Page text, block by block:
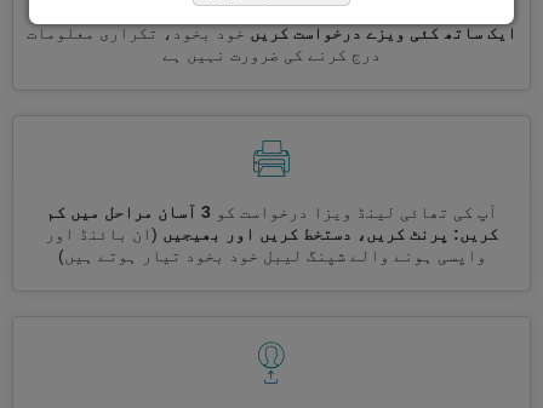
ایک ساتھ کئی ویزے درخواست کریںخود بخود، تکراری معلومات
درج کرنے کی ضرورت نہیں ہے
آپ کی تھائی لینڈ ویزا درخواست کو
3 آسان مراحل میں کم
کریں: پرنٹ کریں، دستخط کریں اور بھیجیں (ان بائنڈ اور
واپسی ہونے والے شپنگ لیبل خود بخود تیار ہوتے ہیں)